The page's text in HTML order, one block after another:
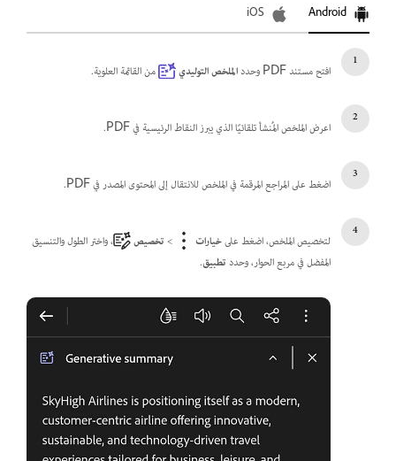
Android
iOS
افتح مستند PDF وحدد الملخص التوليدي من القائمة العلوية.
اعرض الملخص المُنشأ تلقائيًا الذي يبرز النقاط الرئيسية في PDF.
اضغط على المراجع المرقمة في الملخص للانتقال إلى المحتوى المصدر في PDF.
لتخصيص الملخص، اضغط علىخيارات >تخصيص
، واختر الطول والتنسيق
المفضل في مربع الحوار، وحددتطبيق.